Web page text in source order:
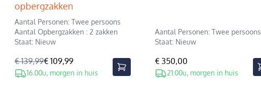
opbergzakken
Aantal Personen: Twee persoons
Aantal Opbergzakken : 2 zakken
Staat: Nieuw
€ 139,99€ 109,99
16.00u, morgen in huis
Aantal Personen: Twee persoons
Staat: Nieuw
€ 350,00
21.00u, morgen in huis